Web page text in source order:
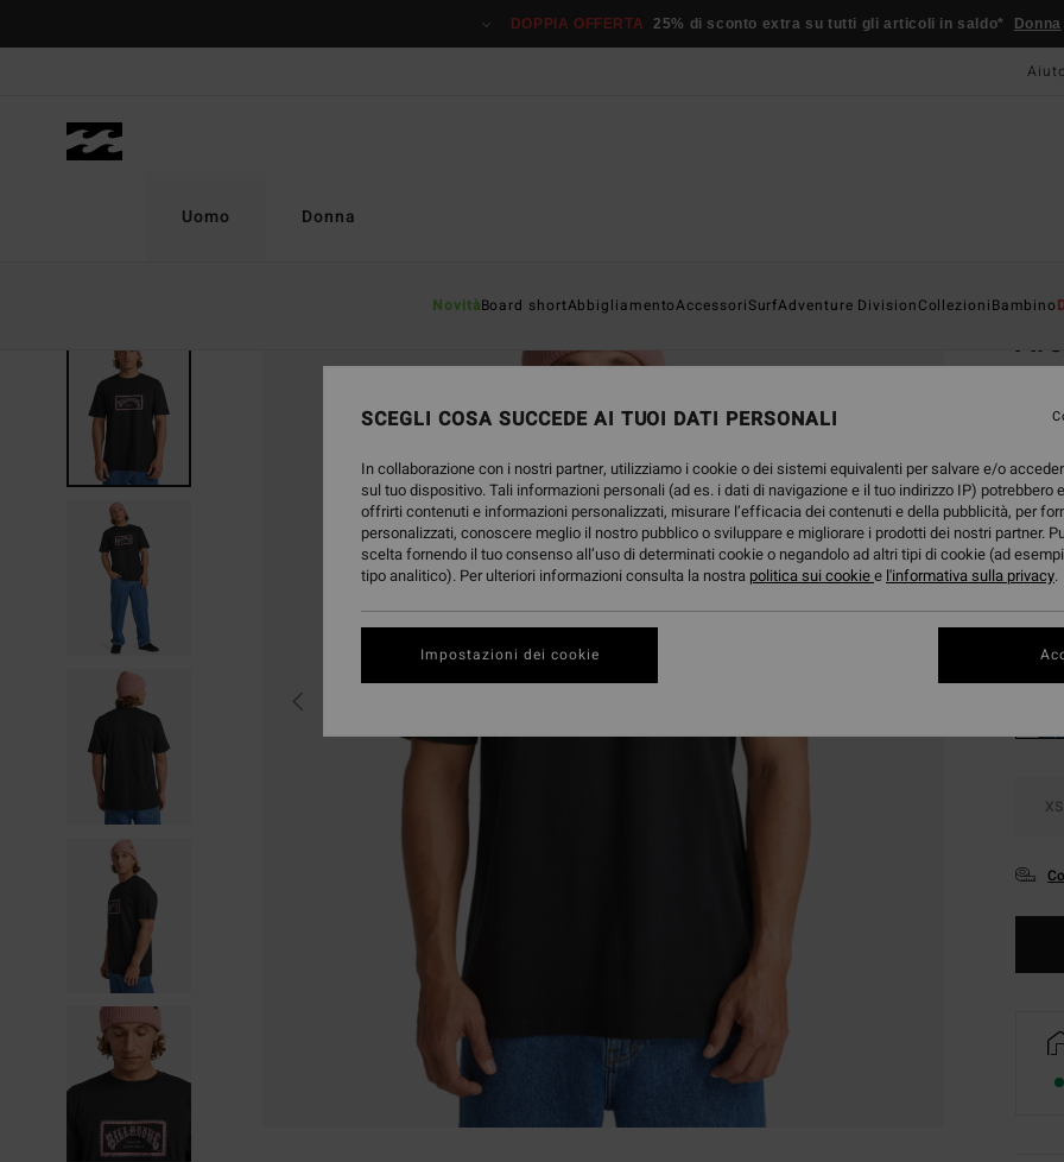
prodotto
DOPPIA OFFERTA 25% di sconto extra su tutti gli articoli in saldo* Donna
Uomo
NovitàBoard shortAbbigliamentoAccessoriSurfAdventure DivisionCollezioniBambino
Donna
XS
SCEGLI COSA SUCCEDE AI TUOI DATI PERSONALI
In collaborazione con i nostri partner, utilizziamo i cookie o dei sistemi equivalenti per salvare e/o
sul tuo dispositivo. Tali informazioni personali (ad es. i dati di navigazione e il tuo indirizzo IP) potrebbero
offrirti contenuti e informazioni personalizzati, misurare l’efficacia dei contenuti e della pubblicità, per
personalizzati, conoscere meglio il nostro pubblico o sviluppare e migliorare i prodotti dei nostri partner.
scelta fornendo il tuo consenso all’uso di determinati cookie o negandolo ad altri tipi di cookie (ad
tipo analitico). Per ulteriori informazioni consulta la nostra politica sui cookiee l'informativa sulla privacy.
Impostazioni dei cookie